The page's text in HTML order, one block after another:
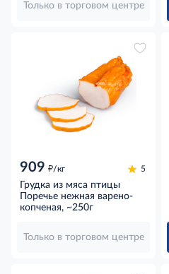
Только в торговом центре
909 д/кг 5
Грудка из мяса птицы
Поречье нежная варено-
копченая, ~250г
Только в торговом центре